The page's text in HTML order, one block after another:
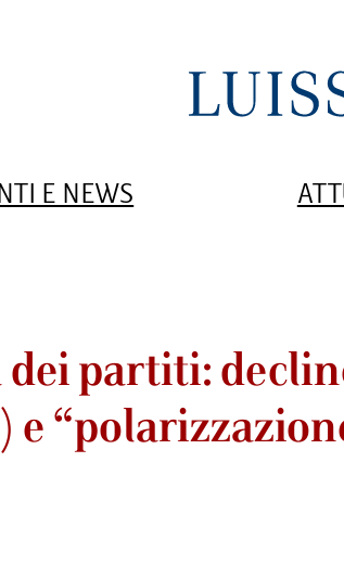
E NEWS
dei partiti:
e